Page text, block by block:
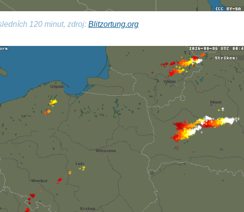
120 minut, zdroj:Blitzortung.org